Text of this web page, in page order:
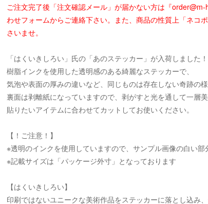
ご注文完了後「注文確認メール」が届かない方は『
わせフォームからご連絡下さい。また、商品の性質上「ネコ
さいませ。
「はくいきしろい」氏の「あのステッカー」が入荷しました！
樹脂インクを使用した透明感のある綺麗なステッカーで、
気泡や表面の厚みの違いなど、同じものは存在しない奇跡の
裏面は剥離紙になっていますので、剥がすと光を通して一層美
貼りたいアイテムに合わせてカットしてお使いください。
【！ご注意！】
※透明のインクを使用していますので、サンプル画像の白い
※記載サイズは「パッケージ外寸」となっております
【はくいきしろい】
印刷ではないユニークな美術作品をステッカーに落とし込み